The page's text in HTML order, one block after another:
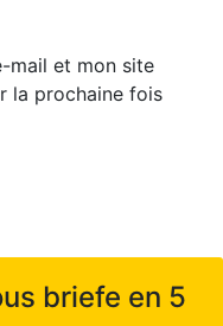
mail et mon site
la prochaine fois
briefe en 5